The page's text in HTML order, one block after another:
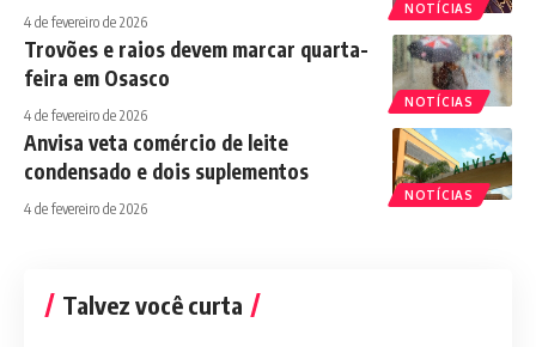
NOTÍCIAS
4 de fevereiro de 2026
NOTÍCIAS
Trovões e raios devem marcar quarta-
feira em Osasco
4 de fevereiro de 2026
NOTÍCIAS
Anvisa veta comércio de leite
condensado e dois suplementos
4 de fevereiro de 2026
Talvez você curta